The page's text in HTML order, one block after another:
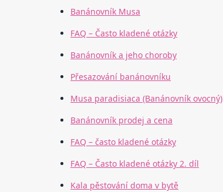
Banánovník Musa
FAQ – Často kladené otázky
Banánovník a jeho choroby
Přesazování banánovníku
Musa paradisiaca (Banánovník ovocný)
Banánovník prodej a cena
FAQ – často kladené otázky
FAQ – Často kladené otázky 2. díl
Kala pěstování doma v bytě